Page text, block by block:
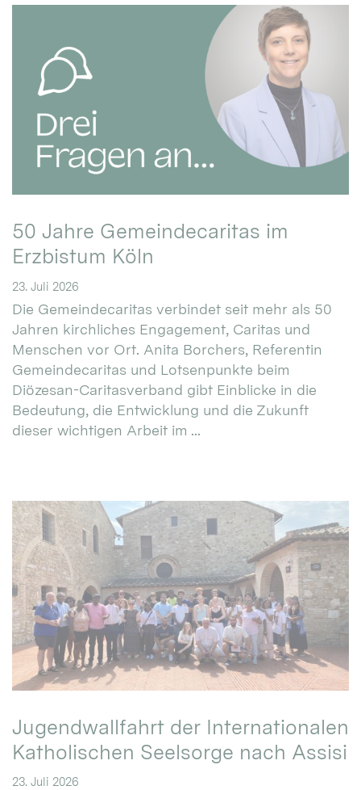
50 Jahre Gemeindecaritas im
Erzbistum Köln
23. Juli 2026
Die Gemeindecaritas verbindet seit mehr als 50
Jahren kirchliches Engagement, Caritas und
Menschen vor Ort. Anita Borchers, Referentin
Gemeindecaritas und Lotsenpunkte beim
Diözesan-Caritasverband gibt Einblicke in die
Bedeutung, die Entwicklung und die Zukunft
dieser wichtigen Arbeit im ...
Jugendwallfahrt der Internationalen
Katholischen Seelsorge nach Assisi
23. Juli 2026